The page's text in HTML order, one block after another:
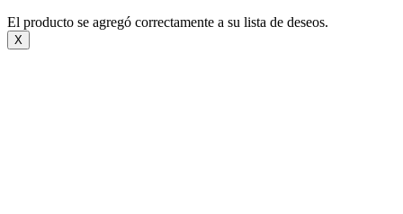
El producto se agregó correctamente a su lista de deseos.
X